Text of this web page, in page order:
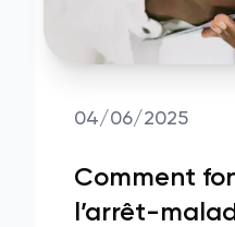
04/06/2025
Comment
l’arrêt-